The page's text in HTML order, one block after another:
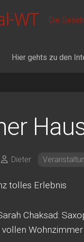
WT Die
Hier gehts zu den
Dieter
tolles Erlebnis
Chaksad: